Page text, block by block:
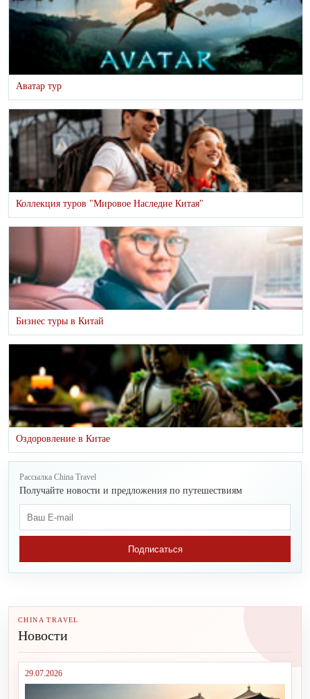
Аватар тур
Коллекция туров "Мировое Наследие Китая"
Бизнес туры в Китай
Оздоровление в Китае
Рассылка China Travel
Получайте новости и предложения по путешествиям
Подписаться
CHINA TRAVEL
Новости
29.07.2026